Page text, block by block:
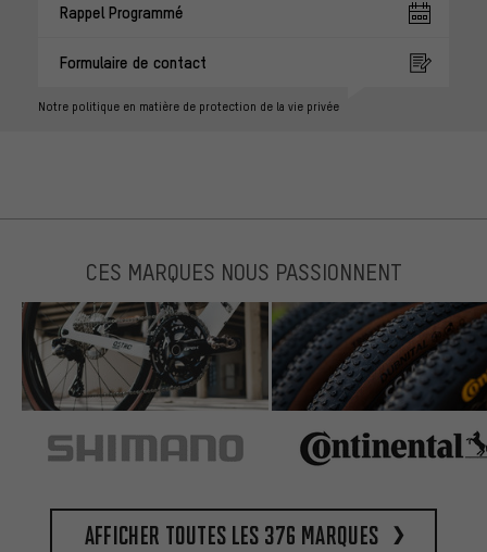
Rappel Programmé
Formulaire de contact
Notre politique en matière de protection de la vie privée
CES MARQUES NOUS PASSIONNENT
Afficher toutes les 376 marques